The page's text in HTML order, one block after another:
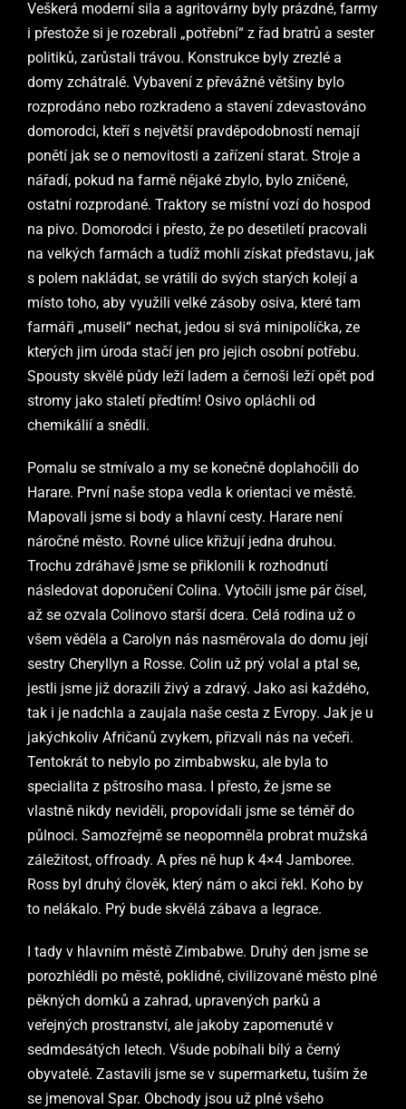
Veškerá moderní sila a agritovárny byly prázdné, farmy
i přestože si je rozebrali „potřební“ z řad bratrů a sester
politiků, zarůstali trávou. Konstrukce byly zrezlé a
domy zchátralé. Vybavení z převážné většiny bylo
rozprodáno nebo rozkradeno a stavení zdevastováno
domorodci, kteří s největší pravděpodobností nemají
ponětí jak se o nemovitosti a zařízení starat. Stroje a
nářadí, pokud na farmě nějaké zbylo, bylo zničené,
ostatní rozprodané. Traktory se místní vozí do hospod
na pivo. Domorodci i přesto, že po desetiletí pracovali
na velkých farmách a tudíž mohli získat představu, jak
s polem nakládat, se vrátili do svých starých kolejí a
místo toho, aby využili velké zásoby osiva, které tam
farmáři „museli“ nechat, jedou si svá minipolíčka, ze
kterých jim úroda stačí jen pro jejich osobní potřebu.
Spousty skvělé půdy leží ladem a černoši leží opět pod
stromy jako staletí předtím! Osivo opláchli od
chemikálií a snědli.
Pomalu se stmívalo a my se konečně doplahočili do
Harare. První naše stopa vedla k orientaci ve městě.
Mapovali jsme si body a hlavní cesty. Harare není
náročné město. Rovné ulice křižují jedna druhou.
Trochu zdráhavě jsme se přiklonili k rozhodnutí
následovat doporučení Colina. Vytočili jsme pár čísel,
až se ozvala Colinovo starší dcera. Celá rodina už o
všem věděla a Carolyn nás nasměrovala do domu její
sestry Cheryllyn a Rosse. Colin už prý volal a ptal se,
jestli jsme již dorazili živý a zdravý. Jako asi každého,
tak i je nadchla a zaujala naše cesta z Evropy. Jak je u
jakýchkoliv Afričanů zvykem, přizvali nás na večeři.
Tentokrát to nebylo po zimbabwsku, ale byla to
specialita z pštrosího masa. I přesto, že jsme se
vlastně nikdy neviděli, propovídali jsme se téměř do
půlnoci. Samozřejmě se neopomněla probrat mužská
záležitost, offroady. A přes ně hup k 4×4 Jamboree.
Ross byl druhý člověk, který nám o akci řekl. Koho by
to nelákalo. Prý bude skvělá zábava a legrace.
I tady v hlavním městě Zimbabwe. Druhý den jsme se
porozhlédli po městě, poklidné, civilizované město plné
pěkných domků a zahrad, upravených parků a
veřejných prostranství, ale jakoby zapomenuté v
sedmdesátých letech. Všude pobíhali bílý a černý
obyvatelé. Zastavili jsme se v supermarketu, tuším že
se jmenoval Spar. Obchody jsou už plné všeho